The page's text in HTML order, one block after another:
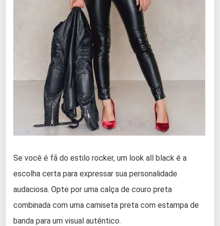
Se você é fã do estilo rocker, um look all black é a
escolha certa para expressar sua personalidade
audaciosa. Opte por uma calça de couro preta
combinada com uma camiseta preta com estampa de
banda para um visual autêntico.